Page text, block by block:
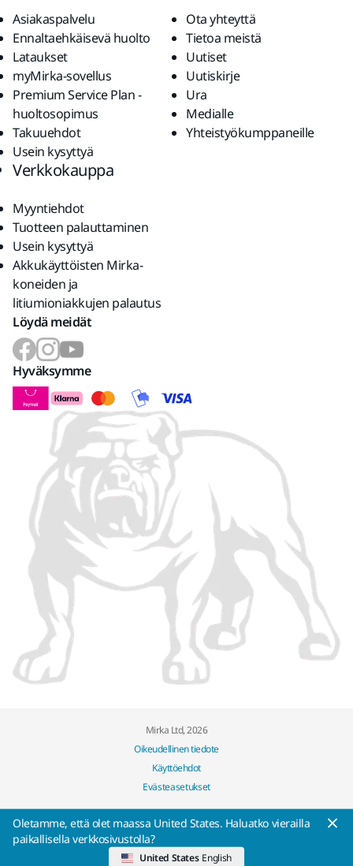
Asiakaspalvelu
Ennaltaehkäisevä huolto
Lataukset
myMirka-sovellus
Premium Service Plan -
huoltosopimus
Takuuehdot
Usein kysyttyä
Ota yhteyttä
Tietoa meistä
Uutiset
Uutiskirje
Ura
Medialle
Yhteistyökumppaneille
Verkkokauppa
Myyntiehdot
Tuotteen palauttaminen
Usein kysyttyä
Akkukäyttöisten Mirka-
koneiden ja
litiumioniakkujen palautus
Löydä meidät
Hyväksymme
Mirka Ltd, 2026
Oikeudellinen tiedote
Käyttöehdot
Evästeasetukset
Oletamme, että olet maassa United States. Haluatko vierailla
paikallisella verkkosivustolla?
United States English